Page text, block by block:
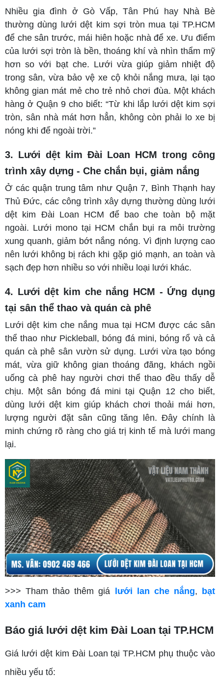
Nhiều gia đình ở Gò Vấp, Tân Phú hay Nhà Bè
thường dùng lưới dệt kim sợi tròn mua tại TP.HCM
để che sân trước, mái hiên hoặc nhà để xe. Ưu điểm
của lưới sợi tròn là bền, thoáng khí và nhìn thẩm mỹ
hơn so với bạt che. Lưới vừa giúp giảm nhiệt độ
trong sân, vừa bảo vệ xe cộ khỏi nắng mưa, lại tạo
không gian mát mẻ cho trẻ nhỏ chơi đùa. Một khách
hàng ở Quận 9 cho biết: “Từ khi lắp lưới dệt kim sợi
tròn, sân nhà mát hơn hẳn, không còn phải lo xe bị
nóng khi để ngoài trời.”
3. Lưới dệt kim Đài Loan HCM trong công
trình xây dựng - Che chắn bụi, giảm nắng
Ở các quận trung tâm như Quận 7, Bình Thạnh hay
Thủ Đức, các công trình xây dựng thường dùng lưới
dệt kim Đài Loan HCM để bao che toàn bộ mặt
ngoài. Lưới mono tại HCM chắn bụi ra môi trường
xung quanh, giảm bớt nắng nóng. Vì định lượng cao
nên lưới không bị rách khi gặp gió mạnh, an toàn và
sạch đẹp hơn nhiều so với nhiều loại lưới khác.
4. Lưới dệt kim che nắng HCM - Ứng dụng
tại sân thể thao và quán cà phê
Lưới dệt kim che nắng mua tại HCM được các sân
thể thao như Pickleball, bóng đá mini, bóng rổ và cả
quán cà phê sân vườn sử dụng. Lưới vừa tạo bóng
mát, vừa giữ không gian thoáng đãng, khách ngồi
uống cà phê hay người chơi thể thao đều thấy dễ
chịu. Một sân bóng đá mini tại Quận 12 cho biết,
dùng lưới dệt kim giúp khách chơi thoải mái hơn,
lượng người đặt sân cũng tăng lên. Đây chính là
minh chứng rõ ràng cho giá trị kinh tế mà lưới mang
lại.
>>> Tham thảo thêm giá lưới lan che nắng,
bạt
xanh cam
Báo giá lưới dệt kim Đài Loan tại TP.HCM
Giá lưới dệt kim Đài Loan tại TP.HCM phụ thuộc vào
nhiều yếu tố: